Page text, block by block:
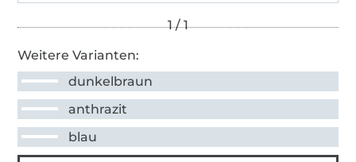
Weitere Varianten:
dunkelbraun
anthrazit
blau